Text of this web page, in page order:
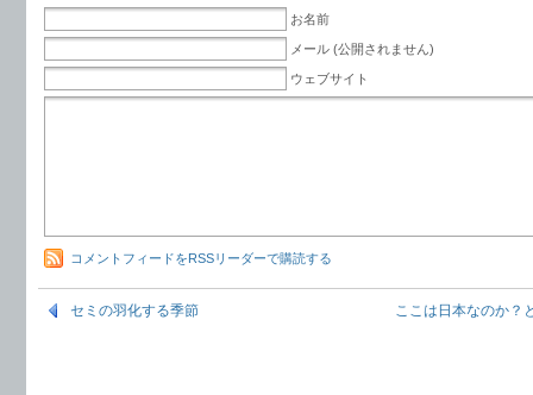
お名前
メール (公開されません)
ウェブサイト
コメントフィードをRSSリーダーで購読する
セミの羽化する季節 ここは日本なのか？